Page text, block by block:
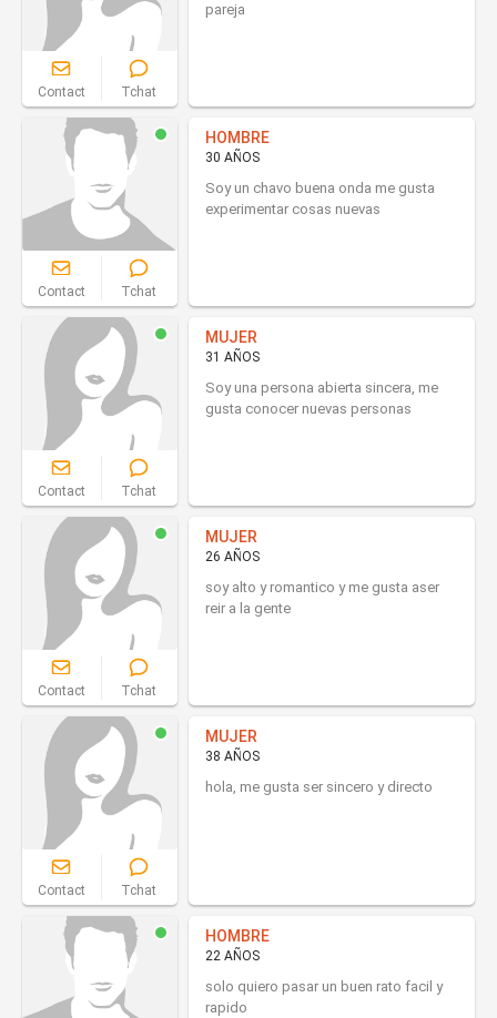
Contact Tchat
pareja
Contact Tchat
HOMBRE
30 AÑOS
Soy un chavo buena onda me gusta
experimentar cosas nuevas
Contact Tchat
MUJER
31 AÑOS
Soy una persona abierta sincera, me
gusta conocer nuevas personas
Contact Tchat
MUJER
26 AÑOS
soy alto y romantico y me gusta aser
reir a la gente
Contact Tchat
MUJER
38 AÑOS
hola, me gusta ser sincero y directo
HOMBRE
22 AÑOS
solo quiero pasar un buen rato facil y
rapido